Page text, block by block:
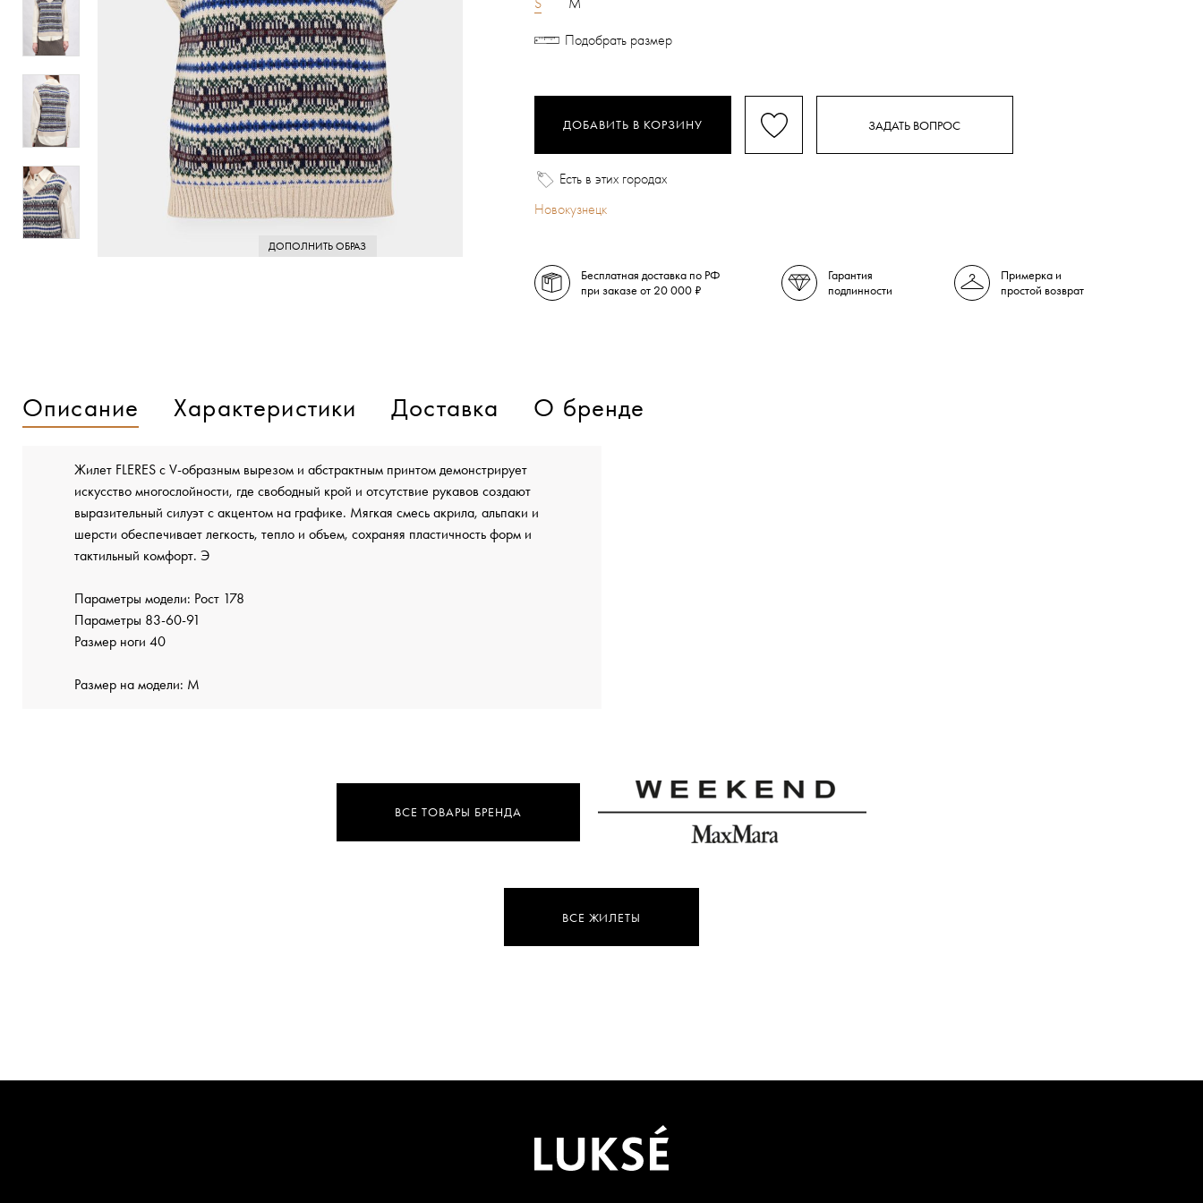
ДОПОЛНИТЬ ОБРАЗ
Подобрать размер
ДОБАВИТЬ В КОРЗИНУ ЗАДАТЬ ВОПРОС
Есть в этих городах
Новокузнецк
Бесплатная доставка по РФ
при заказе от 20 000 ₽
Гарантия
подлинности
Примерка и
простой возврат
Описание Характеристики Доставка О бренде
Жилет FLERES с V-образным вырезом и абстрактным принтом демонстрирует
искусство многослойности, где свободный крой и отсутствие рукавов создают
выразительный силуэт с акцентом на графике. Мягкая смесь акрила, альпаки и
шерсти обеспечивает легкость, тепло и объем, сохраняя пластичность форм и
тактильный комфорт. Э
Параметры модели: Рост 178
Параметры 83-60-91
Размер ноги 40
Размер на модели: М
ВСЕ ТОВАРЫ БРЕНДА
ВСЕ ЖИЛЕТЫ